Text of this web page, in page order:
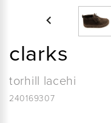

clarks
torhill lacehi
240169307